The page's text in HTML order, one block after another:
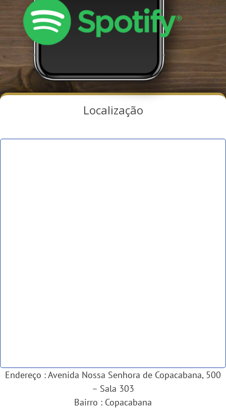
Localização
Endereço : Avenida Nossa Senhora de Copacabana, 500
– Sala 303
Bairro : Copacabana